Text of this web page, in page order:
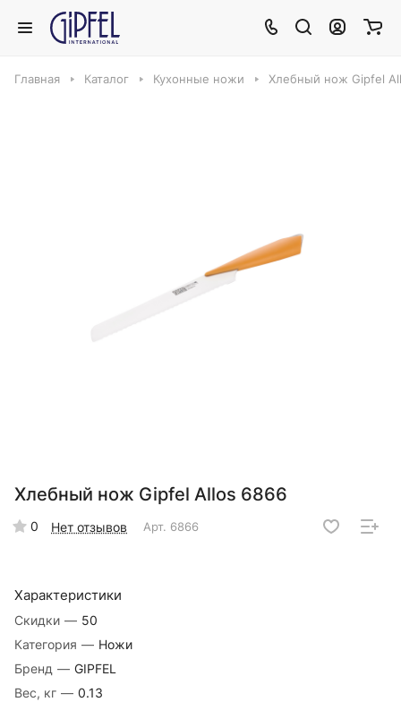
Главная Каталог Кухонные ножи Хлебный нож Gipfel
Хлебный нож Gipfel Allos 6866
0 Нет отзывов Арт. 6866
Характеристики
Скидки — 50
Категория — Ножи
Бренд — GIPFEL
Вес, кг — 0.13